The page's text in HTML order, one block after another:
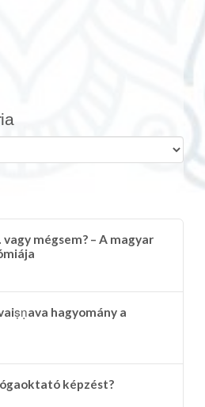
mégsem? – A magyar
hagyomány a
képzést?